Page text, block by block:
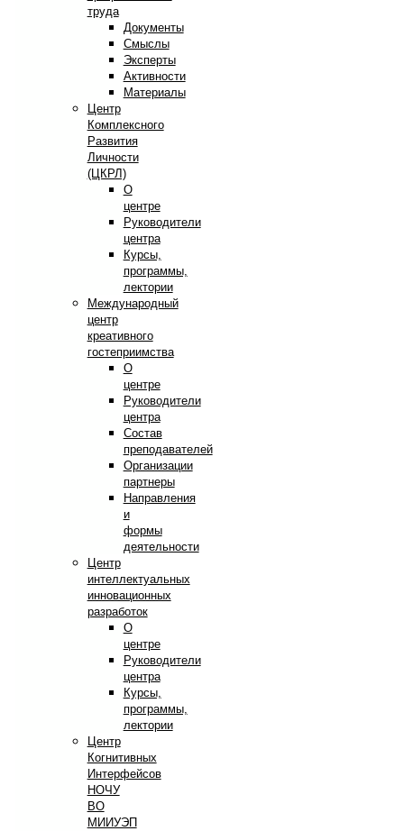
труда
Документы
Смыслы
Эксперты
Активности
Материалы
Центр
Комплексного
Развития
Личности
(ЦКРЛ)
О
центре
Руководители
центра
Курсы,
программы,
лектории
Международный
центр
креативного
гостеприимства
О
центре
Руководители
центра
Состав
преподавателей
Организации
партнеры
Направления
и
формы
деятельности
Центр
интеллектуальных
инновационных
разработок
О
центре
Руководители
центра
Курсы,
программы,
лектории
Центр
Когнитивных
Интерфейсов
НОЧУ
ВО
МИИУЭП